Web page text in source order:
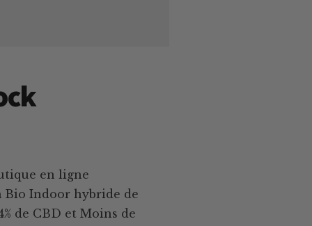
en ligne
Indoor hybride de
de CBD et Moins de